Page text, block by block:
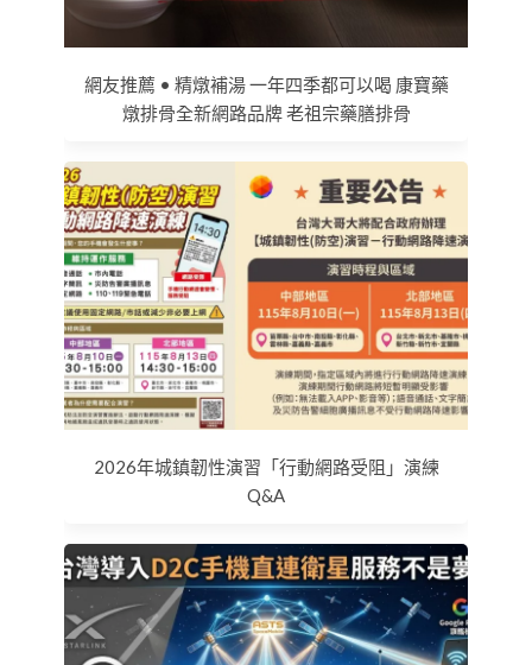
網友推薦 • 精燉補湯 一年四季都可以喝 康寶藥
燉排骨全新網路品牌 老祖宗藥膳排骨
2026年城鎮韌性演習「行動網路受阻」演練
Q&A